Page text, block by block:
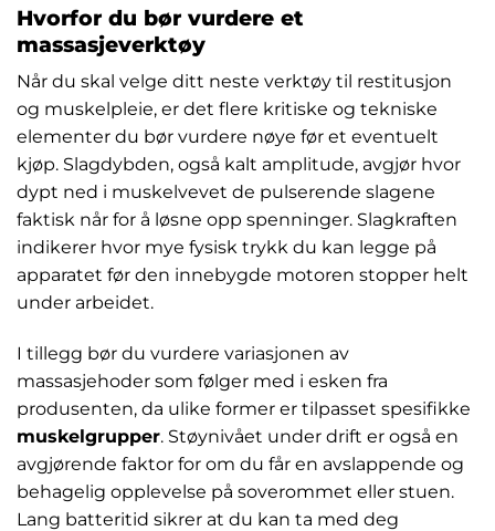
Hvorfor du bør vurdere et
massasjeverktøy
Når du skal velge ditt neste verktøy til restitusjon
og muskelpleie, er det flere kritiske og tekniske
elementer du bør vurdere nøye før et eventuelt
kjøp. Slagdybden, også kalt amplitude, avgjør hvor
dypt ned i muskelvevet de pulserende slagene
faktisk når for å løsne opp spenninger. Slagkraften
indikerer hvor mye fysisk trykk du kan legge på
apparatet før den innebygde motoren stopper helt
under arbeidet.
I tillegg bør du vurdere variasjonen av
massasjehoder som følger med i esken fra
produsenten, da ulike former er tilpasset spesifikke
muskelgrupper. Støynivået under drift er også en
avgjørende faktor for om du får en avslappende og
behagelig opplevelse på soverommet eller stuen.
Lang batteritid sikrer at du kan ta med deg